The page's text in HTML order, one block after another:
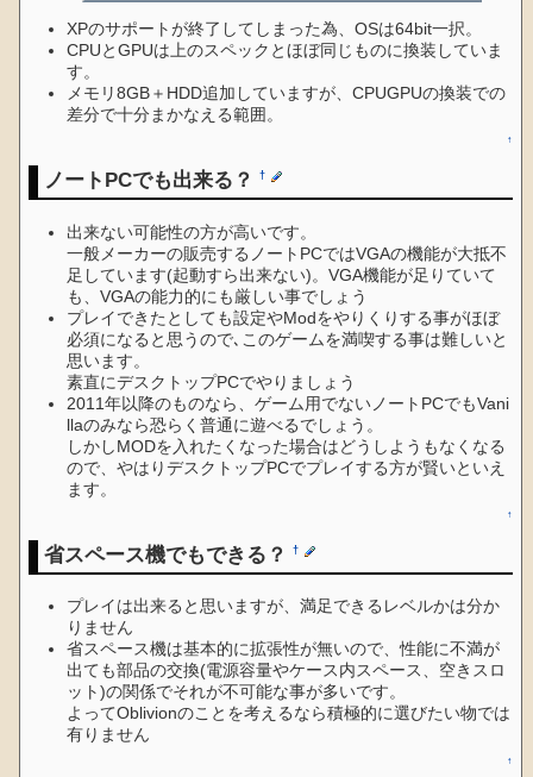
XPのサポートが終了してしまった為、OSは64bit一択。
CPUとGPUは上のスペックとほぼ同じものに換装していま
す。
メモリ8GB＋HDD追加していますが、CPUGPUの換装での
差分で十分まかなえる範囲。
↑
ノートPCでも出来る？†
出来ない可能性の方が高いです。
一般メーカーの販売するノートPCではVGAの機能が大抵不
足しています(起動すら出来ない)。VGA機能が足りていて
も、VGAの能力的にも厳しい事でしょう
プレイできたとしても設定やModをやりくりする事がほぼ
必須になると思うので､このゲームを満喫する事は難しいと
思います。
素直にデスクトップPCでやりましょう
2011年以降のものなら、ゲーム用でないノートPCでもVani
llaのみなら恐らく普通に遊べるでしょう。
しかしMODを入れたくなった場合はどうしようもなくなる
ので、やはりデスクトップPCでプレイする方が賢いといえ
ます。
↑
省スペース機でもできる？†
プレイは出来ると思いますが、満足できるレベルかは分か
りません
省スペース機は基本的に拡張性が無いので、性能に不満が
出ても部品の交換(電源容量やケース内スペース、空きスロ
ット)の関係でそれが不可能な事が多いです。
よってOblivionのことを考えるなら積極的に選びたい物では
有りません
↑